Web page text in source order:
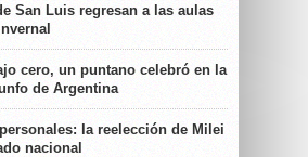
San Luis regresan a las aulas
cero, un puntano celebró en la
de Argentina
la reelección de Milei
nacional